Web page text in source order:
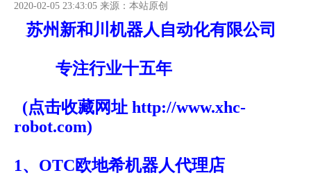
2020-02-05 23:43:05 来源：本站原创
苏州新和川机器人自动化有限公司
专注行业十五年
(点击收藏网址 http://www.xhc-
robot.com)
1、OTC欧地希机器人代理店